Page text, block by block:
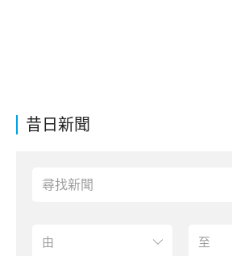
昔日新聞